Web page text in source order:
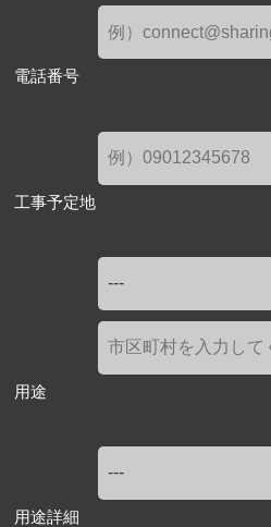
電話番号
工事予定地
用途
用途詳細